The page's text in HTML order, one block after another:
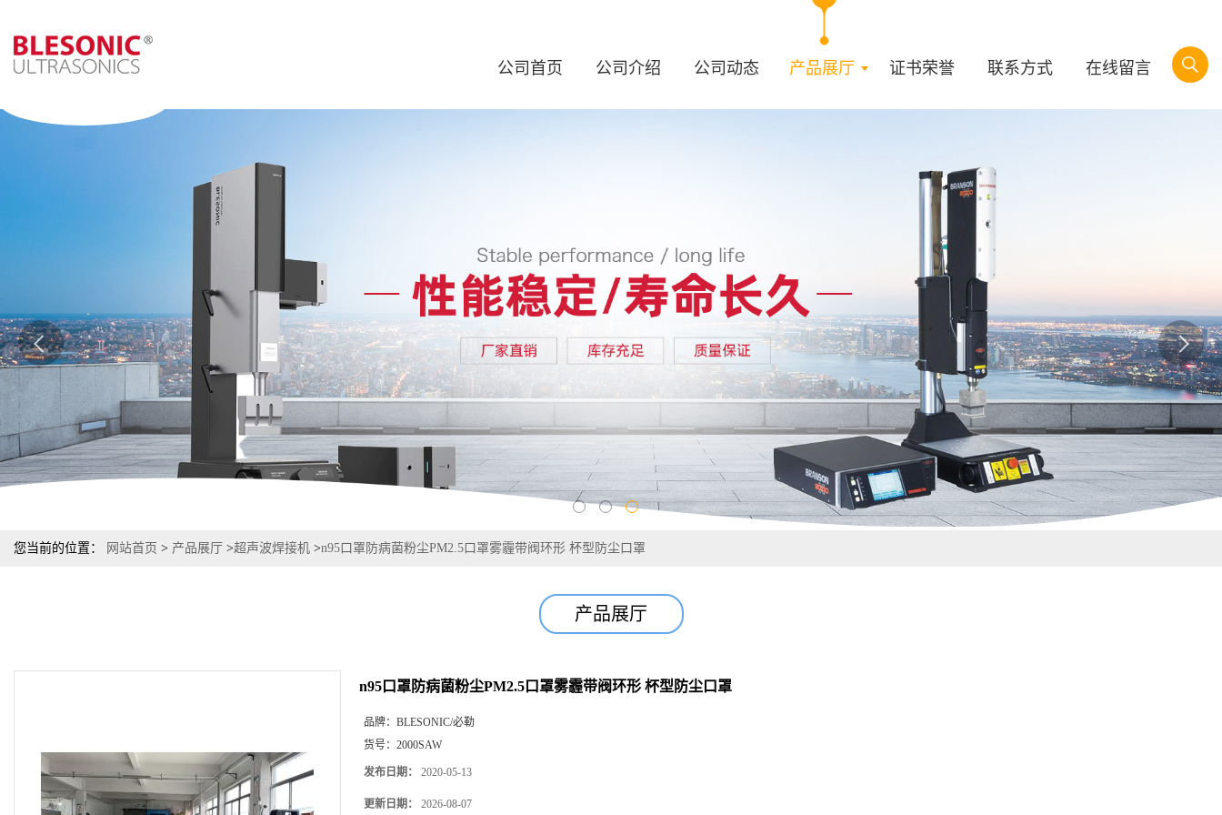
公司首页 公司介绍 公司动态 产品展厅 证书荣誉 联系方式 在线留言
您当前的位置： 网站首页 > 产品展厅 >超声波焊接机 >n95口罩防病菌粉尘PM2.5口罩雾霾带阀环形 杯型防尘口罩
产品展厅
n95口罩防病菌粉尘PM2.5口罩雾霾带阀环形 杯型防尘口罩
品牌： BLESONIC/必勒
货号： 2000SAW
发布日期： 2020-05-13
更新日期： 2026-08-07